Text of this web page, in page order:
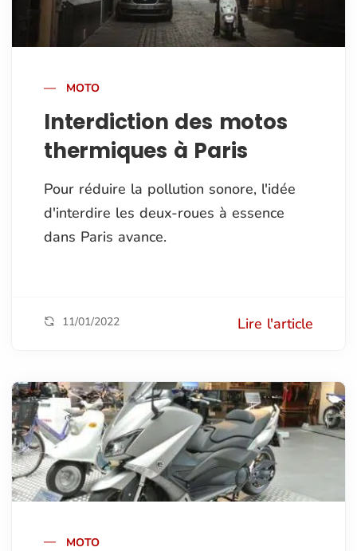
MOTO
Interdiction des motos
thermiques à Paris
Pour réduire la pollution sonore, l'idée
d'interdire les deux-roues à essence
dans Paris avance.
11/01/2022 Lire l'article
MOTO